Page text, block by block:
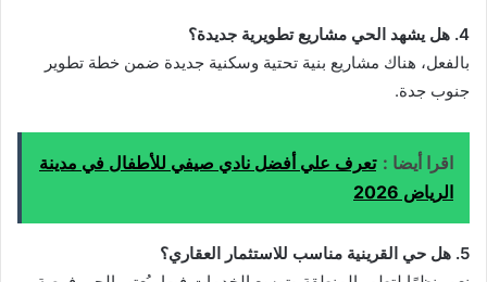
4. هل يشهد الحي مشاريع تطويرية جديدة؟
بالفعل، هناك مشاريع بنية تحتية وسكنية جديدة ضمن خطة تطوير
جنوب جدة.
اقرا أيضا : تعرف علي أفضل نادي صيفي للأطفال في مدينة
الرياض 2026
5. هل حي القرينية مناسب للاستثمار العقاري؟